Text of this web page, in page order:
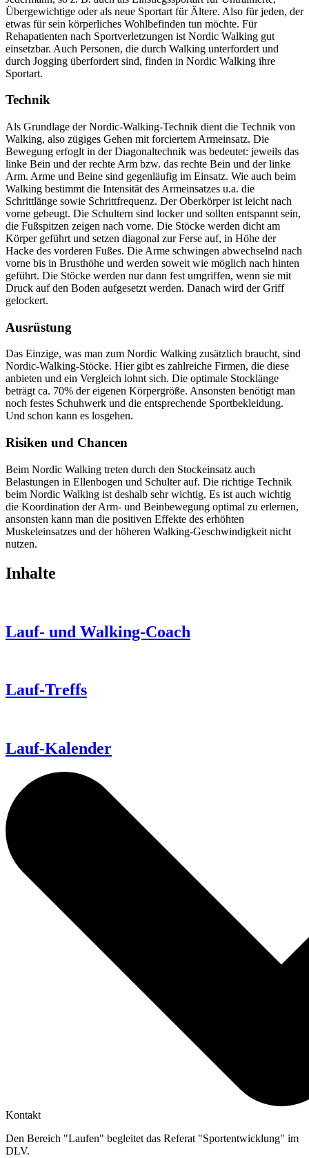
Übergewichtige oder als neue Sportart für Ältere. Also für jeden, der
etwas für sein körperliches Wohlbefinden tun möchte. Für
Rehapatienten nach Sportverletzungen ist Nordic Walking gut
einsetzbar. Auch Personen, die durch Walking unterfordert und
durch Jogging überfordert sind, finden in Nordic Walking ihre
Sportart.
Technik
Als Grundlage der Nordic-Walking-Technik dient die Technik von
Walking, also zügiges Gehen mit forciertem Armeinsatz. Die
Bewegung erfoglt in der Diagonaltechnik was bedeutet: jeweils das
linke Bein und der rechte Arm bzw. das rechte Bein und der linke
Arm. Arme und Beine sind gegenläufig im Einsatz. Wie auch beim
Walking bestimmt die Intensität des Armeinsatzes u.a. die
Schrittlänge sowie Schrittfrequenz. Der Oberkörper ist leicht nach
vorne gebeugt. Die Schultern sind locker und sollten entspannt sein,
die Fußspitzen zeigen nach vorne. Die Stöcke werden dicht am
Körper geführt und setzen diagonal zur Ferse auf, in Höhe der
Hacke des vorderen Fußes. Die Arme schwingen abwechselnd nach
vorne bis in Brusthöhe und werden soweit wie möglich nach hinten
geführt. Die Stöcke werden nur dann fest umgriffen, wenn sie mit
Druck auf den Boden aufgesetzt werden. Danach wird der Griff
gelockert.
Ausrüstung
Das Einzige, was man zum Nordic Walking zusätzlich braucht, sind
Nordic-Walking-Stöcke. Hier gibt es zahlreiche Firmen, die diese
anbieten und ein Vergleich lohnt sich. Die optimale Stocklänge
beträgt ca. 70% der eigenen Körpergröße. Ansonsten benötigt man
noch festes Schuhwerk und die entsprechende Sportbekleidung.
Und schon kann es losgehen.
Risiken und Chancen
Beim Nordic Walking treten durch den Stockeinsatz auch
Belastungen in Ellenbogen und Schulter auf. Die richtige Technik
beim Nordic Walking ist deshalb sehr wichtig. Es ist auch wichtig
die Koordination der Arm- und Beinbewegung optimal zu erlernen,
ansonsten kann man die positiven Effekte des erhöhten
Muskeleinsatzes und der höheren Walking-Geschwindigkeit nicht
nutzen.
Inhalte
Lauf- und Walking-Coach
Lauf-Treffs
Lauf-Kalender
Kontakt
Den Bereich "Laufen" begleitet das Referat "Sportentwicklung" im
DLV.